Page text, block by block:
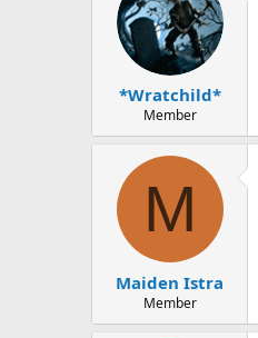
*Wratchild*
Member
M
Maiden Istra
Member